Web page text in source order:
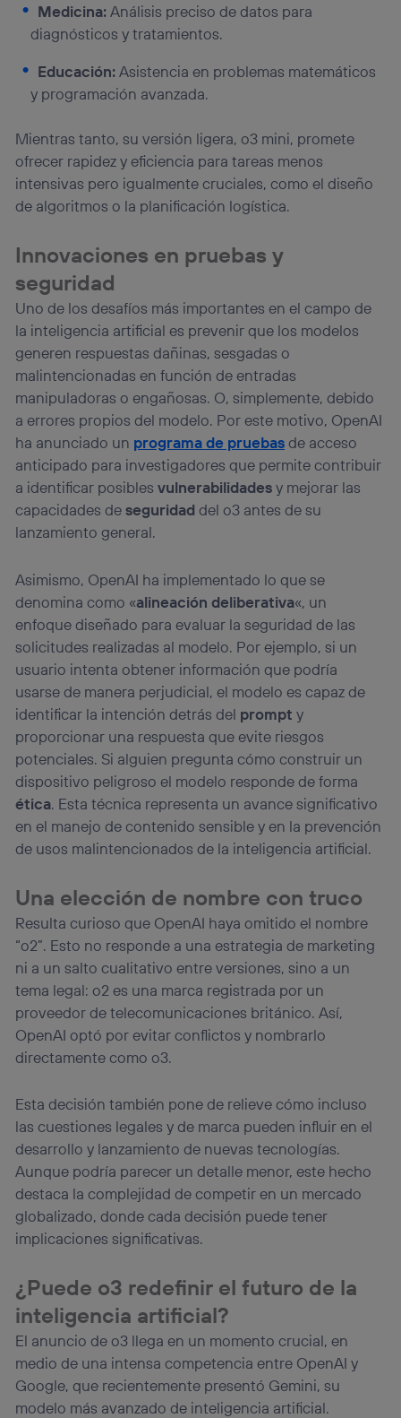
Medicina:Análisis preciso de datos para
diagnósticos y tratamientos.
Educación:Asistencia en problemas matemáticos
y programación avanzada.
Mientras tanto, su versión ligera, o3 mini, promete
ofrecer rapidez y eficiencia para tareas menos
intensivas pero igualmente cruciales, como el diseño
de algoritmos o la planificación logística.
Innovaciones en pruebas y
seguridad
Uno de los desafíos más importantes en el campo de
la inteligencia artificial es prevenir que los modelos
generen respuestas dañinas, sesgadas o
malintencionadas en función de entradas
manipuladoras o engañosas. O, simplemente, debido
a errores propios del modelo. Por este motivo, OpenAI
ha anunciado un programa de pruebasde acceso
anticipado para investigadores que permite contribuir
a identificar posiblesvulnerabilidadesy mejorar las
capacidades deseguridaddel o3 antes de su
lanzamiento general.
Asimismo, OpenAI ha implementado lo que se
denomina como «alineación deliberativa«, un
enfoque diseñado para evaluar la seguridad de las
solicitudes realizadas al modelo. Por ejemplo, si un
usuario intenta obtener información que podría
usarse de manera perjudicial, el modelo es capaz de
identificar la intención detrás del prompty
proporcionar una respuesta que evite riesgos
potenciales. Si alguien pregunta cómo construir un
dispositivo peligroso el modelo responde de forma
ética. Esta técnica representa un avance significativo
en el manejo de contenido sensible y en la prevención
de usos malintencionados de la inteligencia artificial.
Una elección de nombre con truco
Resulta curioso que OpenAI haya omitido el nombre
“o2”. Esto no responde a una estrategia de marketing
ni a un salto cualitativo entre versiones, sino a un
tema legal: o2 es una marca registrada por un
proveedor de telecomunicaciones británico. Así,
OpenAI optó por evitar conflictos y nombrarlo
directamente como o3.
Esta decisión también pone de relieve cómo incluso
las cuestiones legales y de marca pueden influir en el
desarrollo y lanzamiento de nuevas tecnologías.
Aunque podría parecer un detalle menor, este hecho
destaca la complejidad de competir en un mercado
globalizado, donde cada decisión puede tener
implicaciones significativas.
¿Puede o3 redefinir el futuro de la
inteligencia artificial?
El anuncio de o3 llega en un momento crucial, en
medio de una intensa competencia entre OpenAI y
Google, que recientemente presentó Gemini, su
modelo más avanzado de inteligencia artificial.